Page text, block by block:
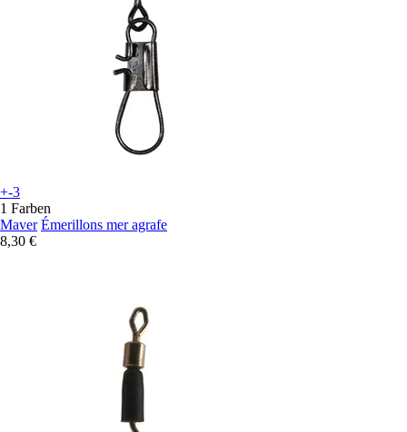
+-3
1 Farben
Maver Émerillons mer agrafe
8,30 €